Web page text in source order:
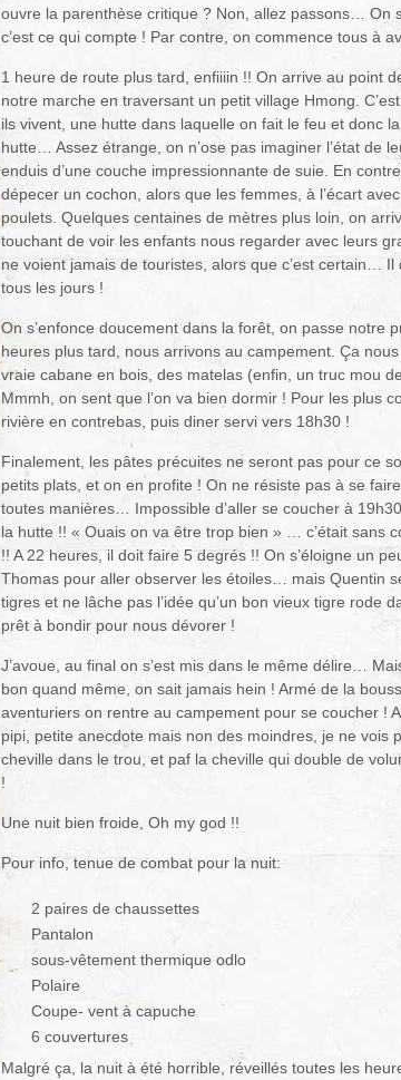
ouvre la parenthèse critique ? Non, allez passons… On
c’est ce qui compte ! Par contre, on commence tous à
1 heure de route plus tard, enfiiiin !! On arrive au point
notre marche en traversant un petit village Hmong.
ils vivent, une hutte dans laquelle on fait le feu et donc
hutte… Assez étrange, on n’ose pas imaginer l’état de
enduis d’une couche impressionnante de suie. En
dépecer un cochon, alors que les femmes, à l’écart
poulets. Quelques centaines de mètres plus loin, on
touchant de voir les enfants nous regarder avec leurs
ne voient jamais de touristes, alors que c’est certain…
tous les jours !
On s’enfonce doucement dans la forêt, on passe notre
heures plus tard, nous arrivons au campement. Ça
vraie cabane en bois, des matelas (enfin, un truc mou
Mmmh, on sent que l’on va bien dormir ! Pour les plus
rivière en contrebas, puis diner servi vers 18h30 !
Finalement, les pâtes précuites ne seront pas pour ce
petits plats, et on en profite ! On ne résiste pas à se
toutes manières… Impossible d’aller se coucher à
la hutte !! « Ouais on va être trop bien » … c’était sans
!! A 22 heures, il doit faire 5 degrés !! On s’éloigne un
Thomas pour aller observer les étoiles… mais Quentin
tigres et ne lâche pas l’idée qu’un bon vieux tigre rode
prêt à bondir pour nous dévorer !
J’avoue, au final on s’est mis dans le même délire…
bon quand même, on sait jamais hein ! Armé de la
aventuriers on rentre au campement pour se coucher !
pipi, petite anecdote mais non des moindres, je ne vois
cheville dans le trou, et paf la cheville qui double de
!
Une nuit bien froide, Oh my god !!
Pour info, tenue de combat pour la nuit:
2 paires de chaussettes
Pantalon
sous-vêtement thermique odlo
Polaire
Coupe- vent à capuche
6 couvertures
Malgré ça, la nuit à été horrible, réveillés toutes les